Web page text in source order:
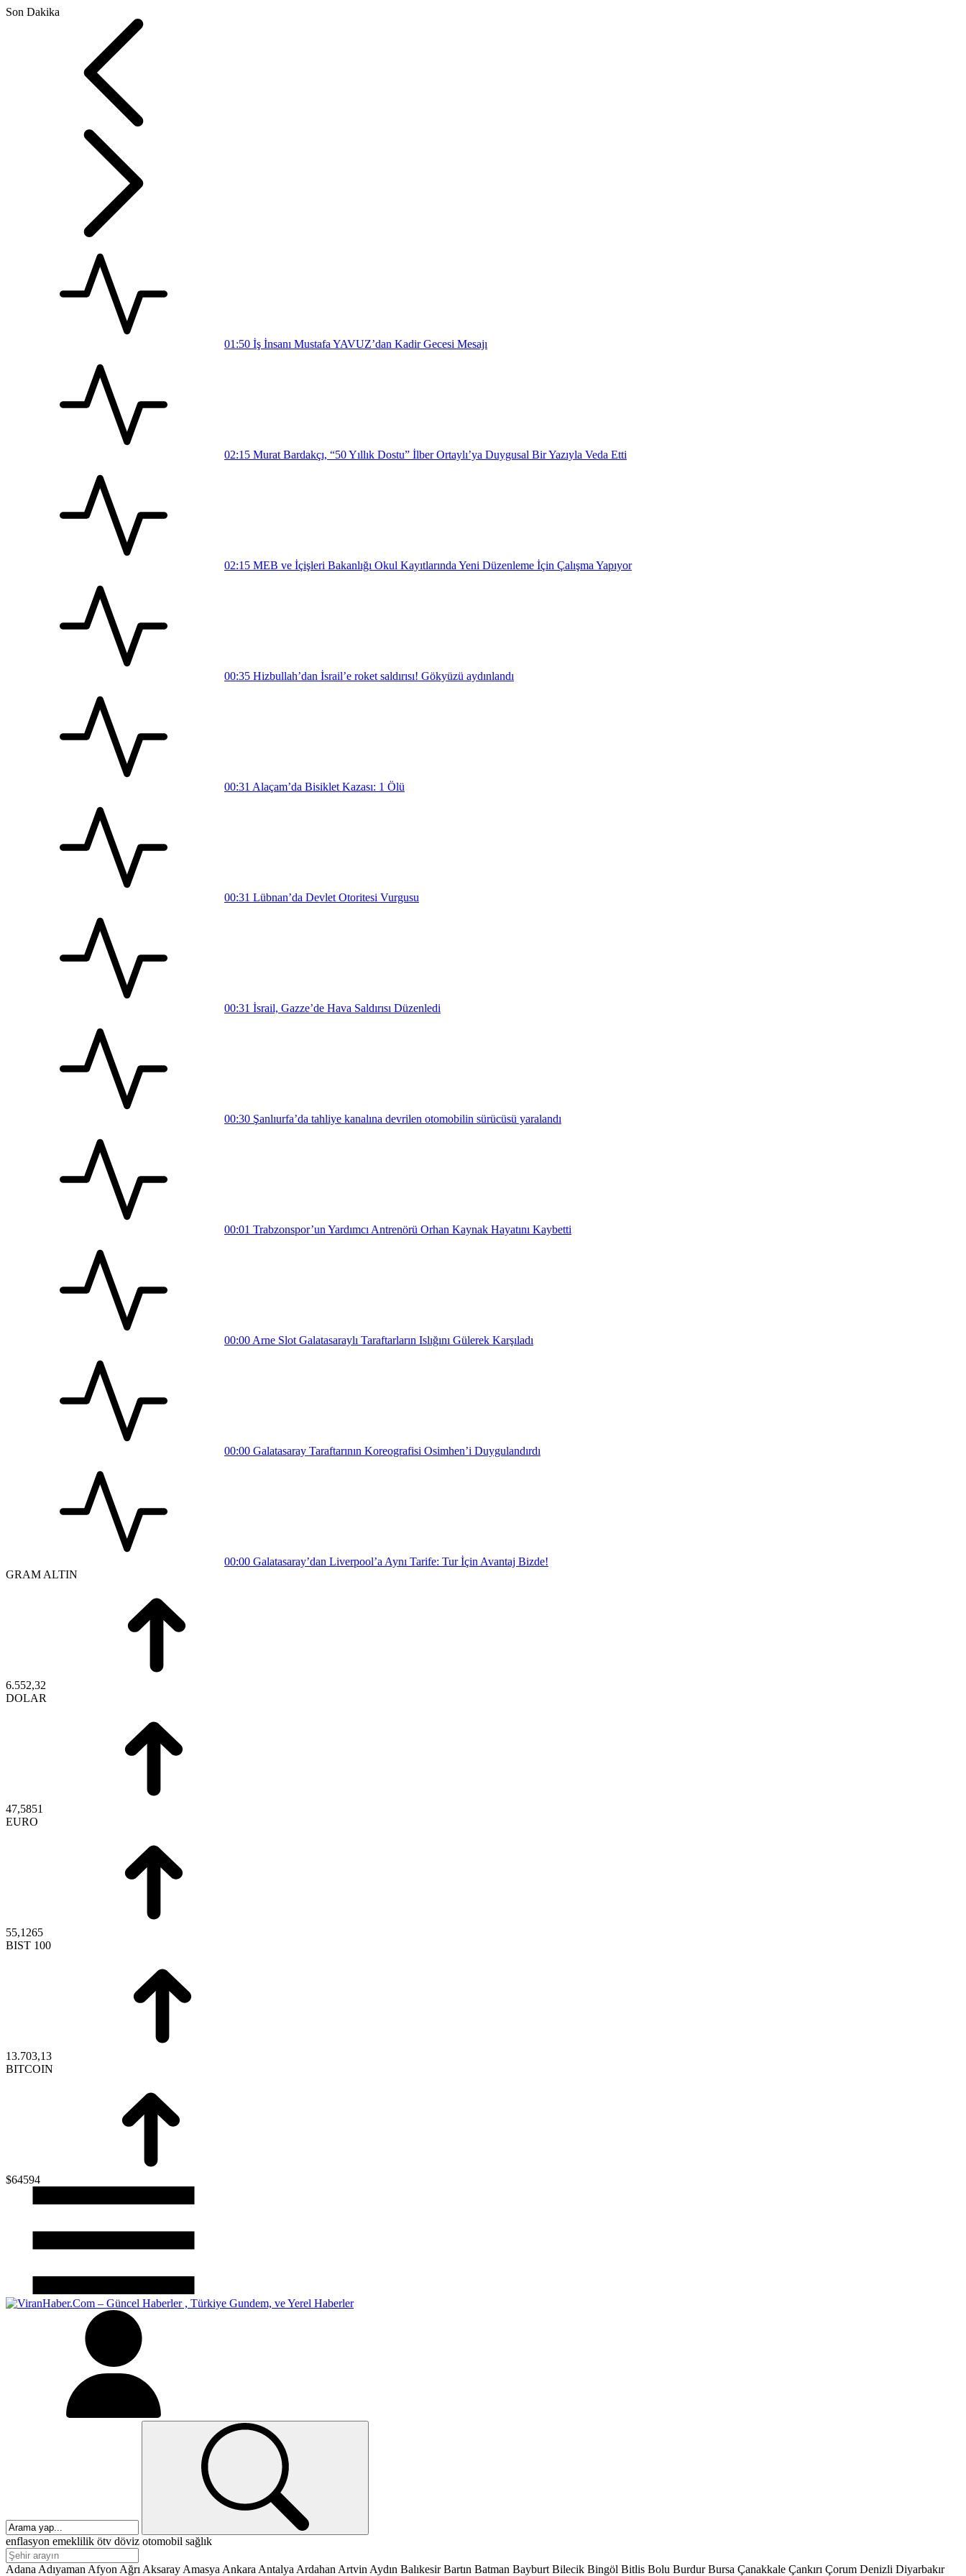
Son Dakika
01:50 İş İnsanı Mustafa YAVUZ’dan Kadir Gecesi Mesajı
02:15 Murat Bardakçı, “50 Yıllık Dostu” İlber Ortaylı’ya Duygusal Bir Yazıyla Veda Etti
02:15 MEB ve İçişleri Bakanlığı Okul Kayıtlarında Yeni Düzenleme İçin Çalışma Yapıyor
00:35 Hizbullah’dan İsrail’e roket saldırısı! Gökyüzü aydınlandı
00:31 Alaçam’da Bisiklet Kazası: 1 Ölü
00:31 Lübnan’da Devlet Otoritesi Vurgusu
00:31 İsrail, Gazze’de Hava Saldırısı Düzenledi
00:30 Şanlıurfa’da tahliye kanalına devrilen otomobilin sürücüsü yaralandı
00:01 Trabzonspor’un Yardımcı Antrenörü Orhan Kaynak Hayatını Kaybetti
00:00 Arne Slot Galatasaraylı Taraftarların Islığını Gülerek Karşıladı
00:00 Galatasaray Taraftarının Koreografisi Osimhen’i Duygulandırdı
00:00 Galatasaray’dan Liverpool’a Aynı Tarife: Tur İçin Avantaj Bizde!
GRAM ALTIN
6.552,32
DOLAR
47,5851
EURO
55,1265
BIST 100
13.703,13
BITCOIN
$64594
enflasyon emeklilik ötv döviz otomobil sağlık
Adana Adıyaman Afyon Ağrı Aksaray Amasya Ankara Antalya Ardahan Artvin Aydın Balıkesir Bartın Batman Bayburt Bilecik Bingöl Bitlis Bolu Burdur Bursa Çanakkale Çankırı Çorum Denizli Diyarbakır